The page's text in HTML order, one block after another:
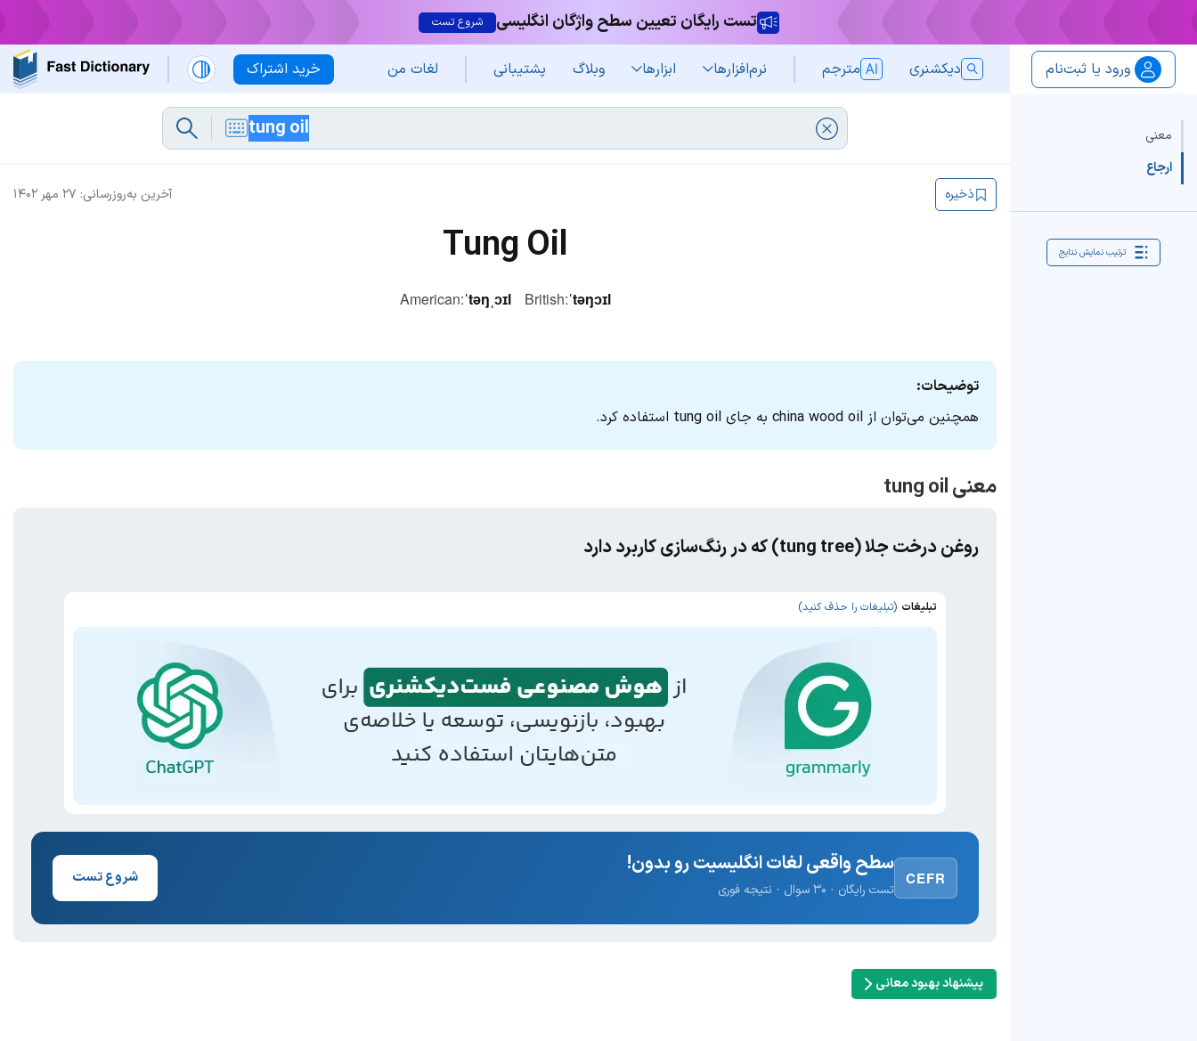
تست رایگان تعیین سطح واژگان انگلیسی شروع تست
خرید اشتراک ورود یا ثبت‌نام دیکشنری مترجم نرم‌افزار‌ها ابزارها وبلاگ پشتیبانی لغات من
معنی
ارجاع
ترتیب نمایش نتایج
آخرین به‌روزرسانی: ۲۷ مهر ۱۴۰۲ ذخیره
Tung Oil
American:ˈtəŋˌɔɪl British:ˈtəŋɔɪl
توضیحات:
همچنین می‌توان از china wood oil به‌ جای tung oil استفاده کرد.
معنی tung oil
روغن درخت جلا (tung tree) که در رنگ‌سازی کاربرد دارد
تبلیغات (تبلیغات را حذف کنید)
CEFR
سطح واقعی لغات انگلیسیت رو بدون!
تست رایگان · ۳۰ سوال · نتیجه فوری
شروع تست
پیشنهاد بهبود معانی